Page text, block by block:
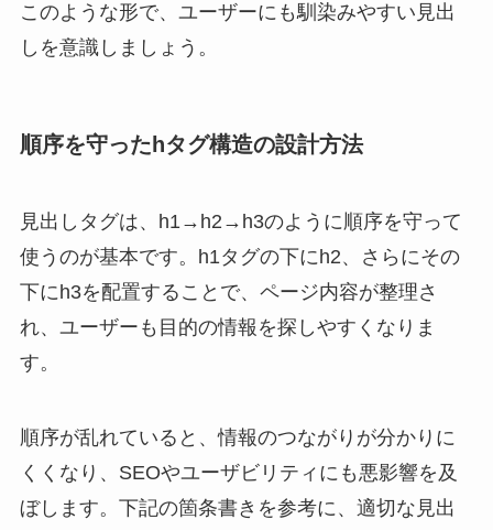
このような形で、ユーザーにも馴染みやすい見出
しを意識しましょう。
順序を守ったhタグ構造の設計方法
見出しタグは、h1→h2→h3のように順序を守って
使うのが基本です。h1タグの下にh2、さらにその
下にh3を配置することで、ページ内容が整理さ
れ、ユーザーも目的の情報を探しやすくなりま
す。
順序が乱れていると、情報のつながりが分かりに
くくなり、SEOやユーザビリティにも悪影響を及
ぼします。下記の箇条書きを参考に、適切な見出